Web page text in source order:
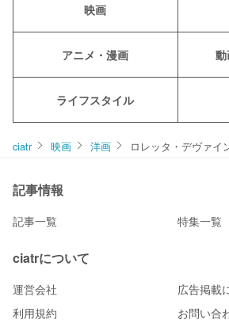
映画
アニメ・漫画
ライフスタイル
ciatr 映画 洋画 ロレッタ・デヴァイ
記事情報
記事一覧 特集一覧
ciatrについて
運営会社
広告掲載
利用規約
お問い合